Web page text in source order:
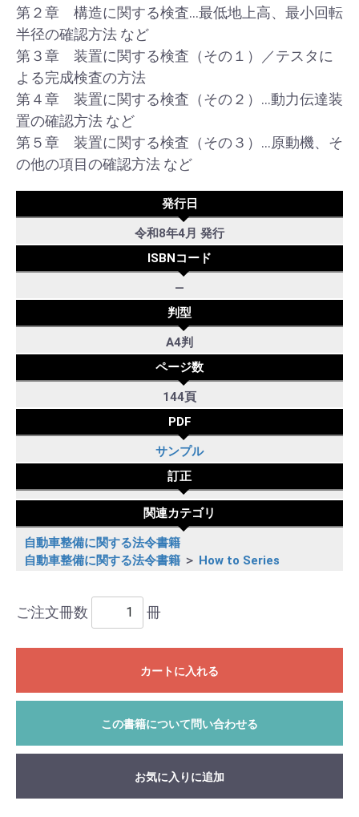
第２章 構造に関する検査…最低地上高、最小回転
半径の確認方法 など
第３章 装置に関する検査（その１）／テスタに
よる完成検査の方法
第４章 装置に関する検査（その２）…動力伝達装
置の確認方法 など
第５章 装置に関する検査（その３）…原動機、そ
の他の項目の確認方法 など
発行日
令和8年4月 発行
ISBNコード
―
判型
A4判
ページ数
144頁
PDF
サンプル
訂正
関連カテゴリ
自動車整備に関する法令書籍
自動車整備に関する法令書籍 ＞ How to Series
ご注文冊数 冊
カートに入れる
この書籍について問い合わせる
お気に入りに追加